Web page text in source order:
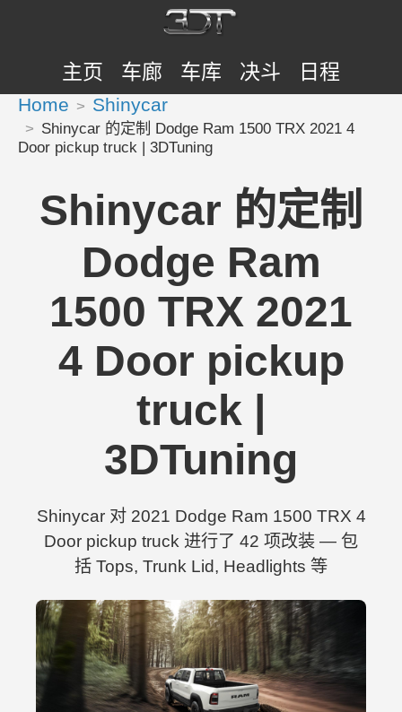
主页 车廊 车库 决斗 日程
Home Shinycar
Shinycar 的定制 Dodge Ram 1500 TRX 2021 4
Door pickup truck | 3DTuning
Shinycar 的定制
Dodge Ram
1500 TRX 2021
4 Door pickup
truck |
3DTuning
Shinycar 对 2021 Dodge Ram 1500 TRX 4
Door pickup truck 进行了 42 项改装 — 包
括 Tops, Trunk Lid, Headlights 等